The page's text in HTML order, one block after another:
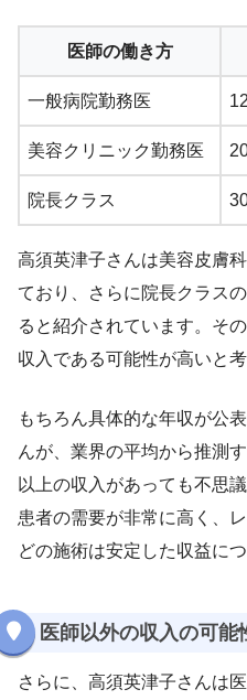
医師の働き方
一般病院勤務医
美容クリニック勤務医
院長クラス
高須英津子さんは美容皮膚
ており、さらに院長クラス
ると紹介されています。そ
収入である可能性が高いと考
もちろん具体的な年収が公
んが、業界の平均から推測
以上の収入があっても不思
患者の需要が非常に高く、
どの施術は安定した収益に
医師以外の収入の可能
さらに、高須英津子さんは